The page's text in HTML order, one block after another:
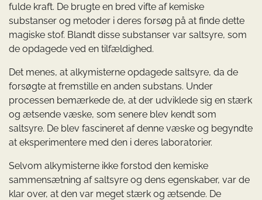
fulde kraft. De brugte en bred vifte af kemiske
substanser og metoder i deres forsøg på at finde dette
magiske stof. Blandt disse substanser var saltsyre, som
de opdagede ved en tilfældighed.
Det menes, at alkymisterne opdagede saltsyre, da de
forsøgte at fremstille en anden substans. Under
processen bemærkede de, at der udviklede sig en stærk
og ætsende væske, som senere blev kendt som
saltsyre. De blev fascineret af denne væske og begyndte
at eksperimentere med den i deres laboratorier.
Selvom alkymisterne ikke forstod den kemiske
sammensætning af saltsyre og dens egenskaber, var de
klar over, at den var meget stærk og ætsende. De